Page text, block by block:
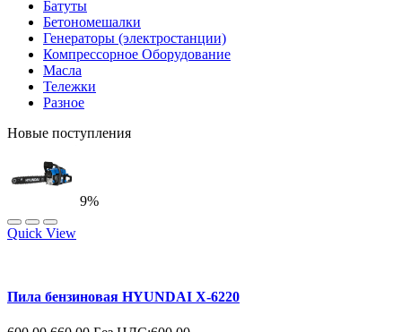
Батуты
Бетономешалки
Генераторы (электростанции)
Компрессорное Оборудование
Масла
Тележки
Разное
Новые поступления
9%
Quick View
Пила бензиновая HYUNDAI X-6220